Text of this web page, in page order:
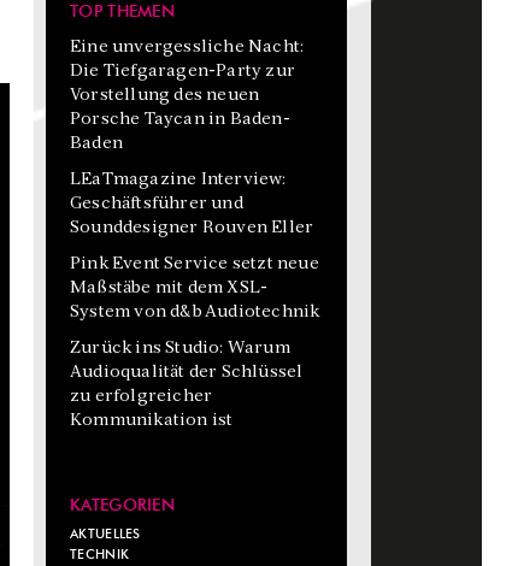
TOP THEMEN
Eine unvergessliche Nacht:
Die Tiefgaragen-Party zur
Vorstellung des neuen
Porsche Taycan in Baden-
Baden
LEaTmagazine Interview:
Geschäftsführer und
Sounddesigner Rouven Eller
Pink Event Service setzt neue
Maßstäbe mit dem XSL-
System von d&b Audiotechnik
Zurück ins Studio: Warum
Audioqualität der Schlüssel
zu erfolgreicher
Kommunikation ist
KATEGORIEN
AKTUELLES
TECHNIK